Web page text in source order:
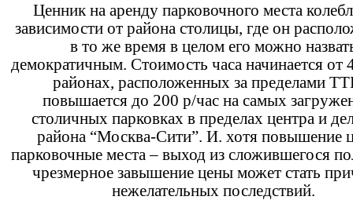
Ценник на аренду парковочного места
зависимости от района столицы, где он
в то же время в целом его можно
демократичным. Стоимость часа начинается от
районах, расположенных за пределами
повышается до 200 р/час на самых
столичных парковках в пределах центра и
района “Москва-Сити”. И. хотя повышение
парковочные места – выход из сложившегося
чрезмерное завышение цены может стать
нежелательных последствий.